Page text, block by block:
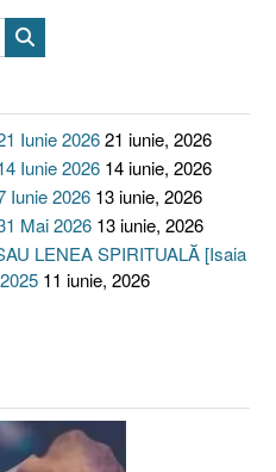
Iunie 202621 iunie, 2026
Iunie 2026 14 iunie, 2026
Iunie 2026 13 iunie, 2026
Mai 2026 13 iunie, 2026
LENEA SPIRITUALĂ [Isaia
11 iunie, 2026